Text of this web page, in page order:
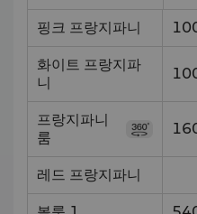
핑크 프랑지파니
화이트 프랑지파
니
프랑지파니
룸
레드 프랑지파니